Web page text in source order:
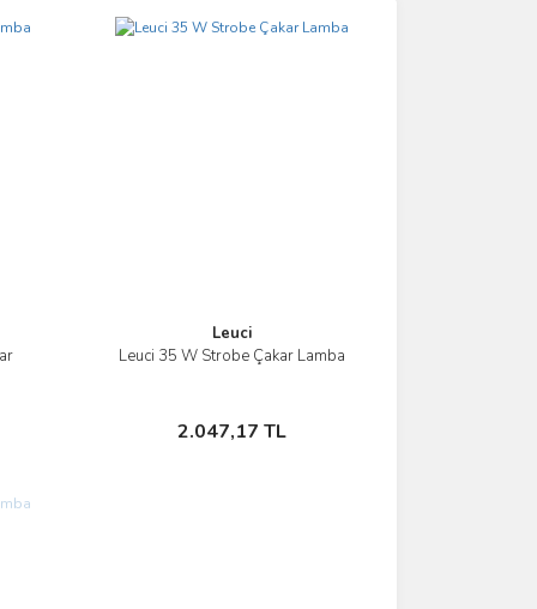
Leuci
Leuci 35 W Strobe Çakar Lamba
2.047,17 TL
İncele
Sepete Ekle